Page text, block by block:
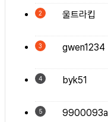
2
울트라킵
3
gwen1234
4
byk51
5
9900093a